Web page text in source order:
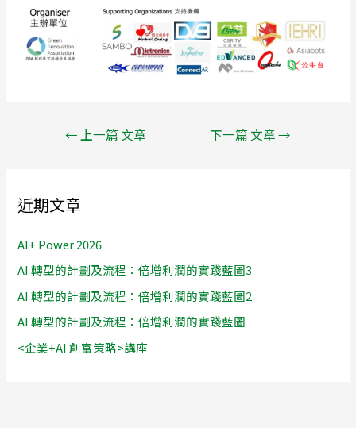
← 上一篇 文章 下一篇 文章→
近期文章
AI+ Power 2026
AI 轉型的計劃及流程：倍增利潤的實踐藍圖3
AI 轉型的計劃及流程：倍增利潤的實踐藍圖2
AI 轉型的計劃及流程：倍增利潤的實踐藍圖
<企業+AI 創富策略>講座